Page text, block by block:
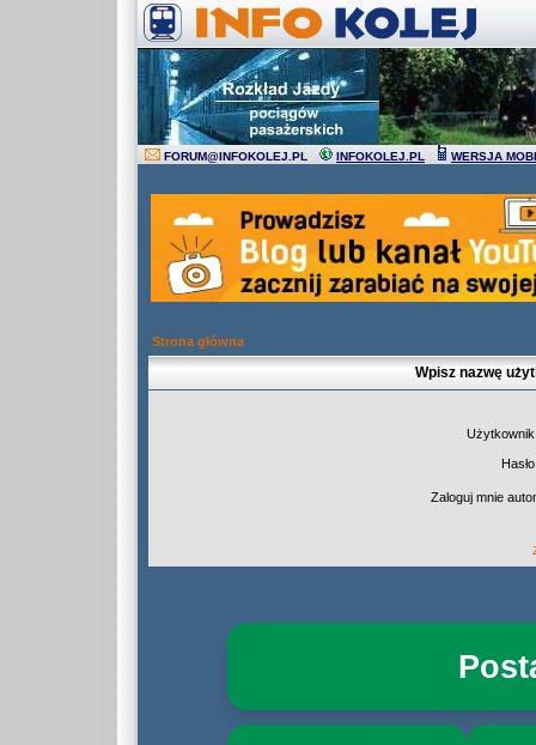
FORUM@INFOKOLEJ.PL INFOKOLEJ.PL WERSJA
Strona główna
Wpisz nazwę
Zaloguj mnie